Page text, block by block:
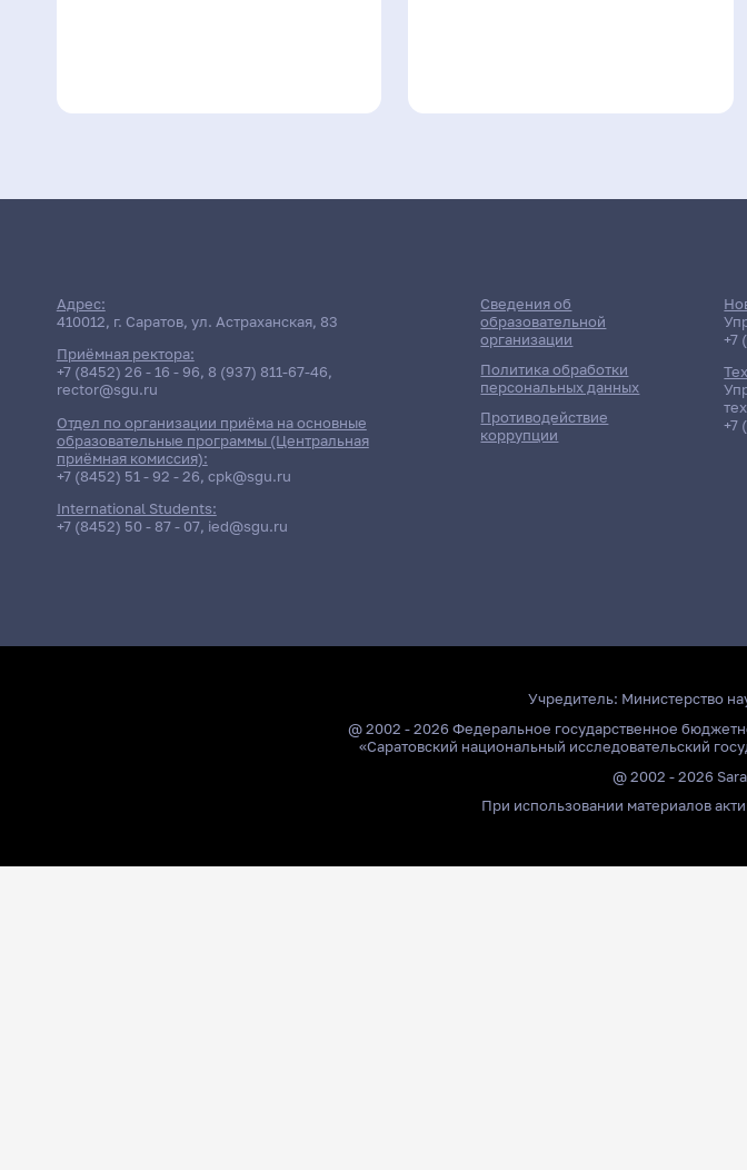
Адрес:
410012, г. Саратов, ул. Астраханская, 83
Приёмная ректора:
+7 (8452) 26 - 16 - 96, 8 (937) 811-67-46,
rector@sgu.ru
Отдел по организации приёма на основные
образовательные программы (Центральная
приёмная комиссия):
+7 (8452) 51 - 92 - 26, cpk@sgu.ru
International Students:
+7 (8452) 50 - 87 - 07, ied@sgu.ru
Сведения об
образовательной
организации
Политика обработки
персональных данных
Противодействие
коррупции
+7
+7
Учредитель: Министерство
@ 2002 - 2026 Федеральное государственное
«Саратовский национальный исследовательский
@ 2002 - 2026
При использовании материалов